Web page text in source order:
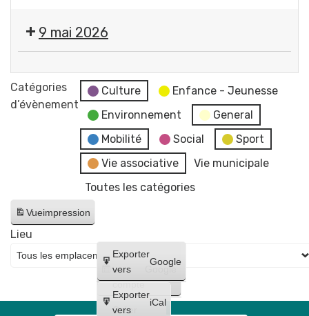
-
Ocre
mods
(Rock
services
de
la
mairie
et
9 mai 2026
greniers
-
Catégories
d’évènement
Culture
Enfance - Jeunesse
Environnement
General
Mobilité
Social
Sport
Vie associative
Vie municipale
Toutes les catégories
Vueimpression
Créer
un
compte
Google
Créer
Exporter
vers
Google
Exporter
vers
iCal
Lieu